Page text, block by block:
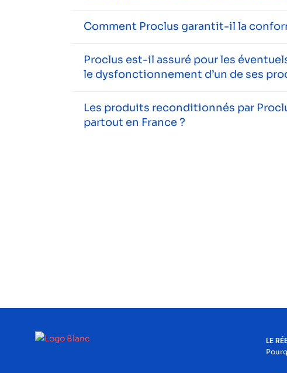
Comment Proclus garantit-il la
Proclus est-il assuré pour les
le dysfonctionnement d’un de ses
Les produits reconditionnés par
partout en France ?
LE